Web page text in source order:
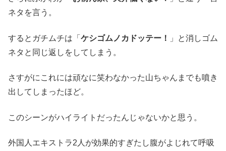
ネタを言う。
するとガチムチは「 ケシゴムノカドッテー！
」と消しゴム
ネタと同じ返しをしてしまう。
さすがにこれには頑なに笑わなかった山ちゃんまでも噴き
出してしまったほど。
このシーンがハイライトだったんじゃないかと思う。
外国人エキストラ2人が効果的すぎたし腹がよじれて呼吸